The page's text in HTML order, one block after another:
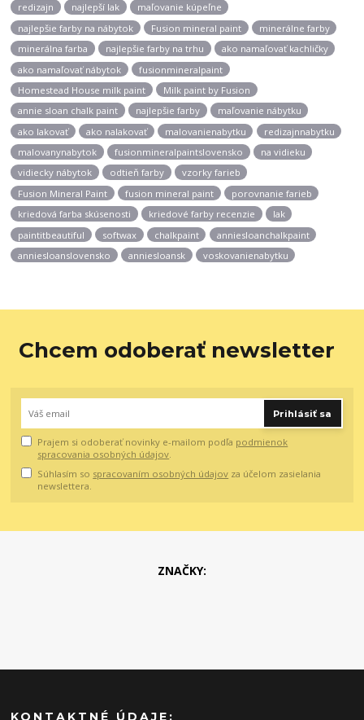
redizajn
najlepší lak
maľovanie kúpeľne
najlepšie farby na nábytok
Fusion mineral paint
minerálne farby
minerálna farba
najlepšie farby na trhu
ako namaľovať kachličky
ako namaľovať nábytok
fusionmineralpaint
Homestead House milk paint
Milk paint by Fusion
annie sloan chalk paint
najlepšie farby
maľovanie nábytku
ako lakovať
ako nalakovať malovanienabytku
redizajnnabytku
malovanynabytok
fusionmineralpaintslovensko
na vidieku
vidiecky nábytok
odtieň farby
vzorky farieb
Fusion Mineral Paint
fusion mineral paint
porovnanie farieb
kriedová farba skúsenosti
kriedové farby recenzie
lak
paintitbeautiful
softwax chalkpaint
anniesloanchalkpaint
anniesloanslovensko
anniesloansk voskovanienabytku
Chcem odoberať newsletter
Prihlásiť sa
Prajem si odoberať novinky e-mailom podľa podmienok
spracovania osobných údajov.
Súhlasím so spracovaním osobných údajov za účelom zasielania
newslettera.
ZNAČKY:
KONTAKTNÉ ÚDAJE: